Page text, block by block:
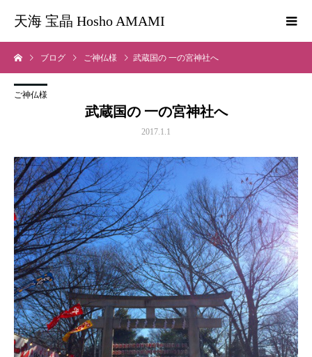
天海 宝晶 Hosho AMAMI
ブログ ご神仏様 武蔵国の 一の宮神社へ
ご神仏様
武蔵国の 一の宮神社へ
2017.1.1